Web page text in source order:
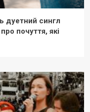
дуетний сингл
почуття, які